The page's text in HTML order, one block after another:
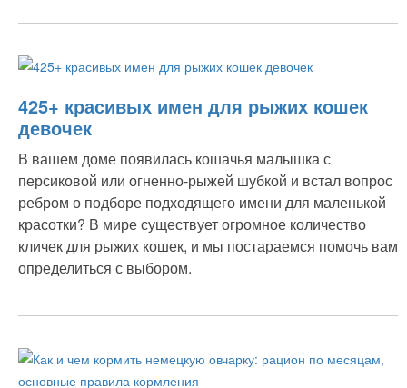
425+ красивых имен для рыжих кошек
девочек
В вашем доме появилась кошачья малышка с
персиковой или огненно-рыжей шубкой и встал вопрос
ребром о подборе подходящего имени для маленькой
красотки? В мире существует огромное количество
кличек для рыжих кошек, и мы постараемся помочь вам
определиться с выбором.